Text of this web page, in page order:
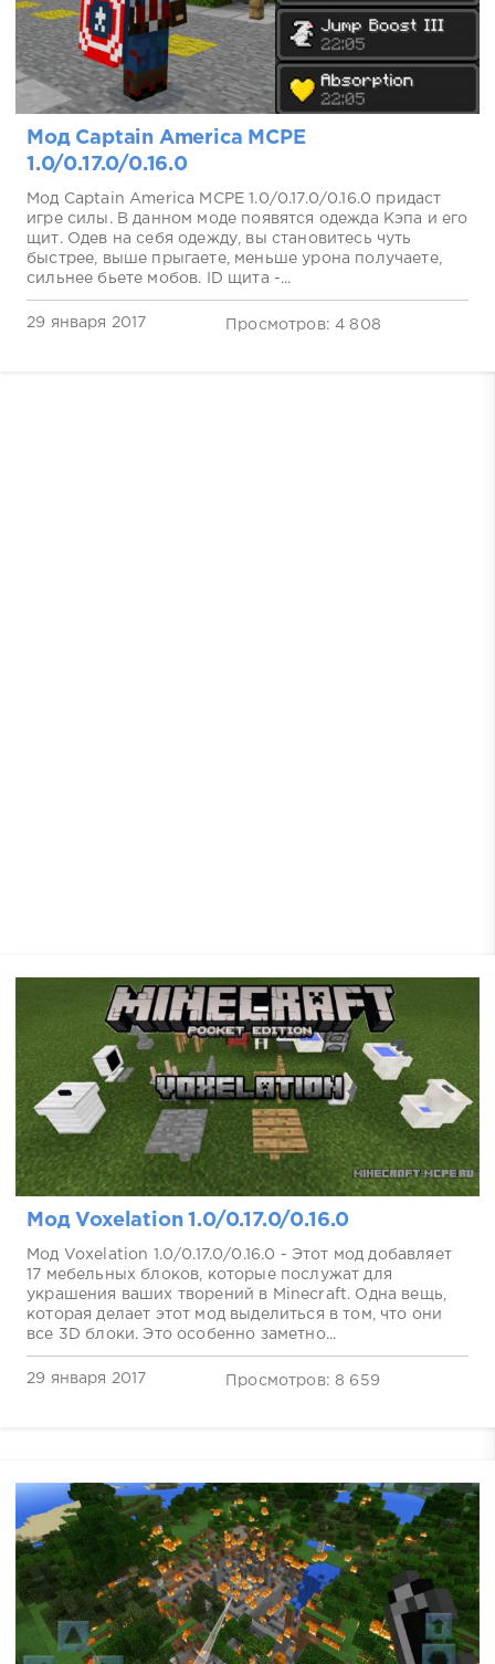
Мод Captain America MCPE
1.0/0.17.0/0.16.0
Мод Captain America MCPE 1.0/0.17.0/0.16.0 придаст
игре силы. В данном моде появятся одежда Кэпа и его
щит. Одев на себя одежду, вы становитесь чуть
быстрее, выше прыгаете, меньше урона получаете,
сильнее бьете мобов. ID щита -...
29 января 2017 Просмотров: 4 808
Мод Voxelation 1.0/0.17.0/0.16.0
Мод Voxelation 1.0/0.17.0/0.16.0 - Этот мод добавляет
17 мебельных блоков, которые послужат для
украшения ваших творений в Minecraft. Одна вещь,
которая делает этот мод выделиться в том, что они
все 3D блоки. Это особенно заметно...
29 января 2017 Просмотров: 8 659